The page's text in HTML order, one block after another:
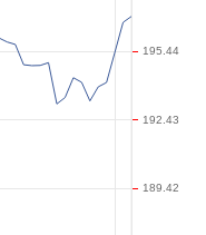
189.42
192.43
195.44